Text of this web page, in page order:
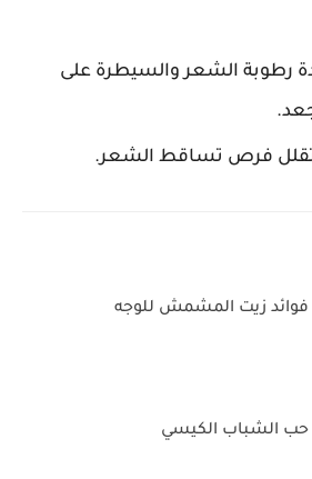
رطوبة الشعر والسيطرة على
فرص تساقط الشعر.
فوائد زيت المشمش للوجه
حب الشباب الكيسي